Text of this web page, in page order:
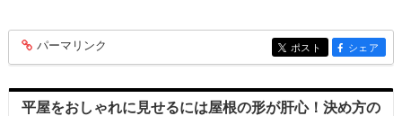
entry267
パーマリンク entry267
ポスト entry267
シェア
平屋をおしゃれに見せるには屋根の形が肝心！決め方の